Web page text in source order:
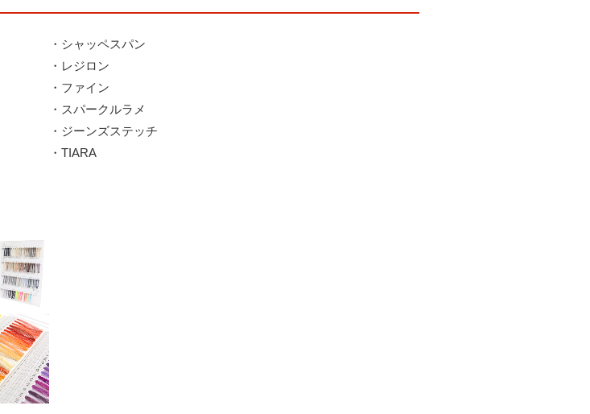
・シャッペスパン
・レジロン
・ファイン
・スパークルラメ
・ジーンズステッチ
・TIARA